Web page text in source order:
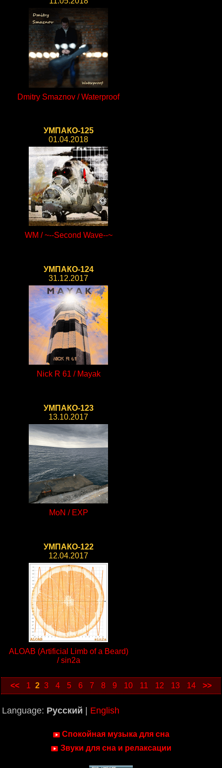
Dmitry Smaznov / Waterproof
УМПАКО-125
01.04.2018
WM / ~--Second Wave--~
УМПАКО-124
31.12.2017
Nick R 61 / Mayak
УМПАКО-123
13.10.2017
MoN / EXP
УМПАКО-122
12.04.2017
ALOAB (Artificial Limb of a Beard)
/ sin2a
<< 1 2 3 4 5 6 7 8 9 10 11 12 13 14 >>
Language: Русский English
Спокойная музыка для сна
Звуки для сна и релаксации